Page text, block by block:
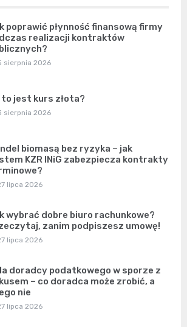
poprawić płynność finansową firmy
realizacji kontraktów
sierpnia 2026
to jest kurs złota?
sierpnia 2026
biomasą bez ryzyka – jak
KZR INiG zabezpiecza kontrakty
lipca 2026
wybrać dobre biuro rachunkowe?
zanim podpiszesz umowę!
lipca 2026
doradcy podatkowego w sporze z
– co doradca może zrobić, a
nie
lipca 2026